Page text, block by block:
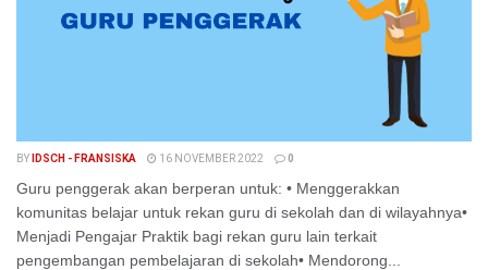
BY IDSCH - FRANSISKA 16 NOVEMBER 2022 0
Guru penggerak akan berperan untuk: • Menggerakkan
komunitas belajar untuk rekan guru di sekolah dan di wilayahnya•
Menjadi Pengajar Praktik bagi rekan guru lain terkait
pengembangan pembelajaran di sekolah• Mendorong...